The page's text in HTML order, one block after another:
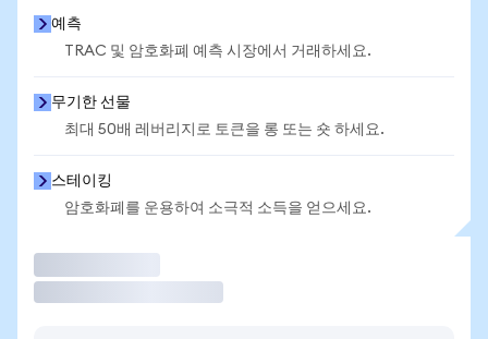
예측
TRAC 및 암호화폐 예측 시장에서 거래하세요.
무기한 선물
최대 50배 레버리지로 토큰을 롱 또는 숏 하세요.
스테이킹
암호화폐를 운용하여 소극적 소득을 얻으세요.